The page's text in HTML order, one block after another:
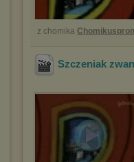
z chomika
Szczeniak